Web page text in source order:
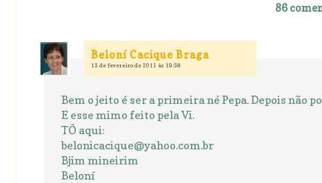
86
Beloní Cacique Braga
13 de fevereiro de 2011 às 19:38
Bem o jeito é ser a primeira né Pepa. Depois não
E esse mimo feito pela Vi.
TÔ aqui:
belonicacique@yahoo.com.br
Bjim mineirim
Beloní